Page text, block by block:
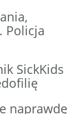
Policja
SickKids
naprawdę